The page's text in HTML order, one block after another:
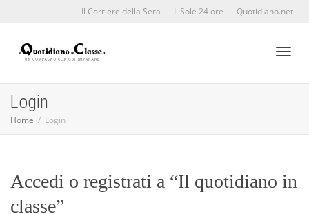
Il Corriere della Sera Il Sole 24 ore Quotidiano.net
Login
Home Login
Accedi o registrati a “Il quotidiano in
classe”